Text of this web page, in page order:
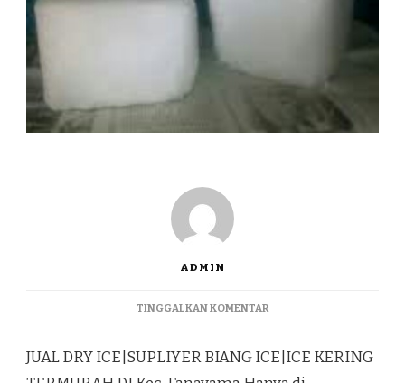
ADMIN
TINGGALKAN KOMENTARPADA
ICE|SUPLIYER
BIANG
JUAL DRY ICE|SUPLIYER BIANG ICE|ICE KERING